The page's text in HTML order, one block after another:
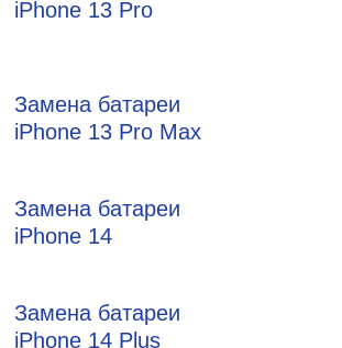
iPhone 13 Pro
Замена батареи
iPhone 13 Pro Max
Замена батареи
iPhone 14
Замена батареи
iPhone 14 Plus